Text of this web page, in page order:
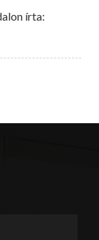
írta: